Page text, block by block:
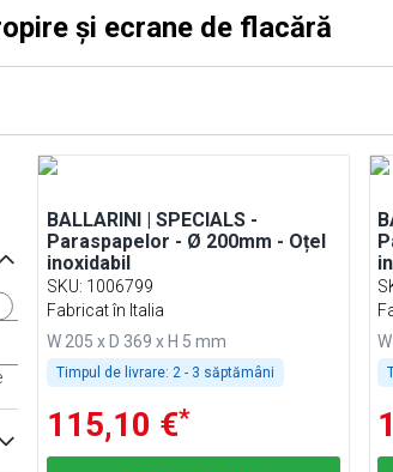
și ecrane de flacără
BALLARINI | SPECIALS -
Paraspapelor - Ø 200mm - Oțel
inoxidabil
SKU: 1006799
Fabricat în Italia
W 205 x D 369 x H 5 mm
Timpul de livrare: 2 - 3 săptămâni
115,10 €*